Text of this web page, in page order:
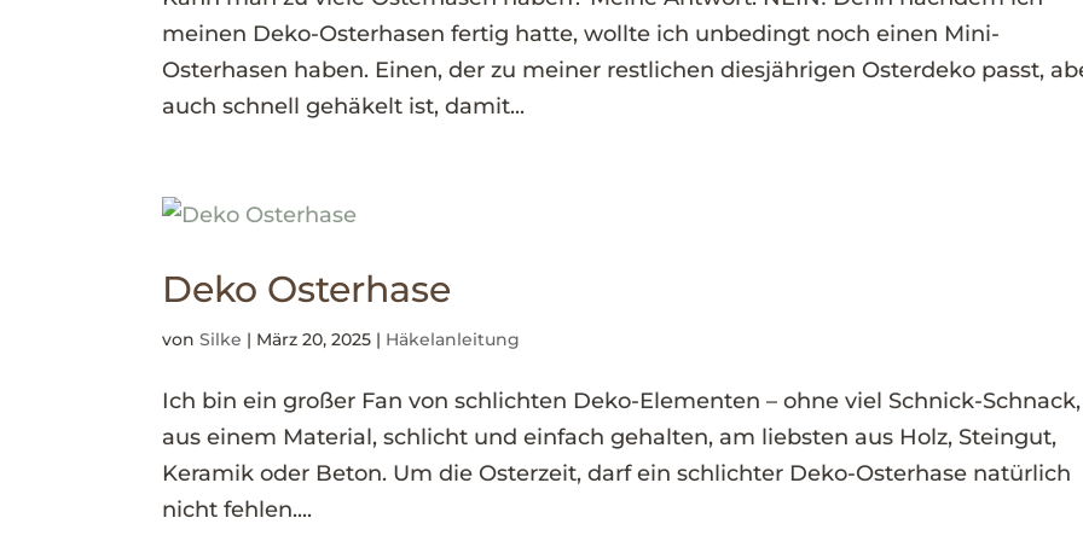
meinen Deko-Osterhasen fertig hatte, wollte ich unbedingt noch einen Mini-
Osterhasen haben. Einen, der zu meiner restlichen diesjährigen Osterdeko passt,
auch schnell gehäkelt ist, damit...
Deko Osterhase
vonSilke | März 20, 2025 | Häkelanleitung
Ich bin ein großer Fan von schlichten Deko-Elementen – ohne viel Schnick-Schnack,
aus einem Material, schlicht und einfach gehalten, am liebsten aus Holz, Steingut,
Keramik oder Beton. Um die Osterzeit, darf ein schlichter Deko-Osterhase natürlich
nicht fehlen....